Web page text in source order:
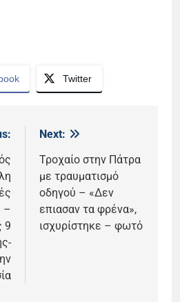
Twitter
–
9
Next:
Τροχαίο στην Πάτρα
με τραυματισμό
οδηγού – «Δεν
επιασαν τα φρένα»,
ισχυρίστηκε – φωτό